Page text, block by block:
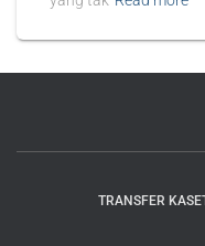
TRANSFER